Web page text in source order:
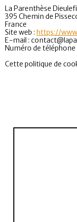
La Parenthèse
395 Chemin de
France
Site web : https://
E-mail : contact@
Numéro de téléphone
Cette politique de